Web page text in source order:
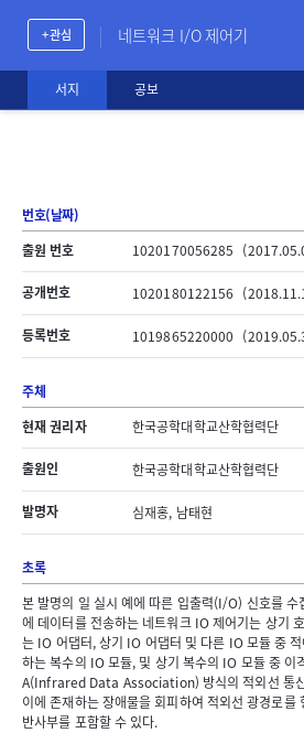
+ 관심 네트워크 I/O 제어기
서지 공보
번호(날짜)
출원 번호
1020170056285
공개번호 1020180122156
등록번호 1019865220000
주체
현재 권리자
한국공학대학교산학협력단
출원인 한국공학대학교산학협력단
발명자 심재홍, 남태현
초록
본 발명의 일 실시 예에 따른 입출력(I/O) 신호를 수
에 데이터를 전송하는 네트워크 IO 제어기는 상기
는 IO 어댑터, 상기 IO 어댑터 및 다른 IO 모듈 중
하는 복수의 IO 모듈, 및 상기 복수의 IO 모듈 중
A(Infrared Data Association) 방식의 적외선 통
이에 존재하는 장애물을 회피하여 적외선 광경로를
반사부를 포함할 수 있다.